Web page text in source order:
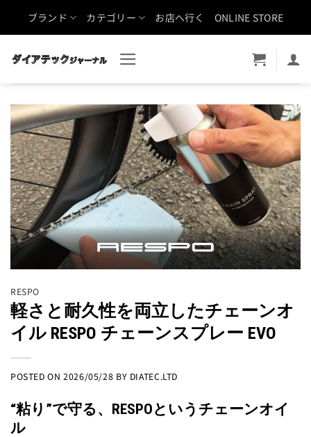
ブランド カテゴリー お店へ行く ONLINE STORE
RESPO
軽さと耐久性を両立したチェーンオ
イル RESPO チェーンスプレー EVO
POSTED ON2026/05/28 BY DIATEC.LTD
“粘り”で守る、RESPOというチェーンオイ
ル